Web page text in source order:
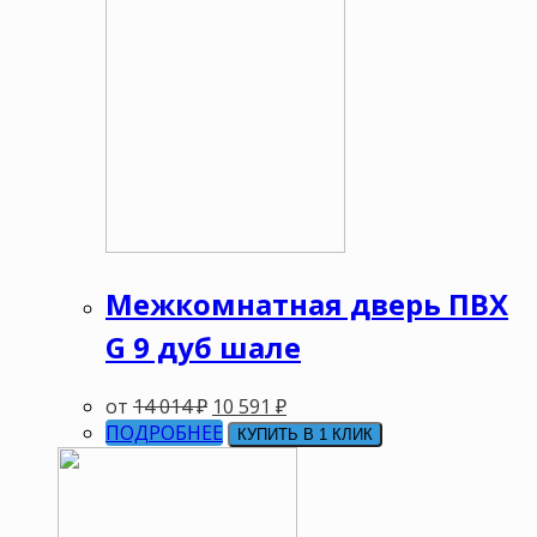
Межкомнатная дверь ПВХ
G 9 дуб шале
от 14 014₽ 10 591 ₽
ПОДРОБНЕЕ
КУПИТЬ В 1 КЛИК